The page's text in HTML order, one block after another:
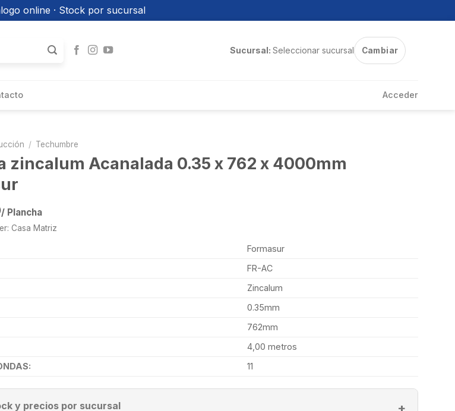
online · Stock por sucursal
Sucursal: Seleccionar sucursal Cambiar
Acceder
/ Techumbre
zincalum Acanalada 0.35 x 762 x 4000mm
/ Plancha
Casa Matriz
Formasur
FR-AC
Zincalum
0.35mm
762mm
4,00 metros
11
y precios por sucursal